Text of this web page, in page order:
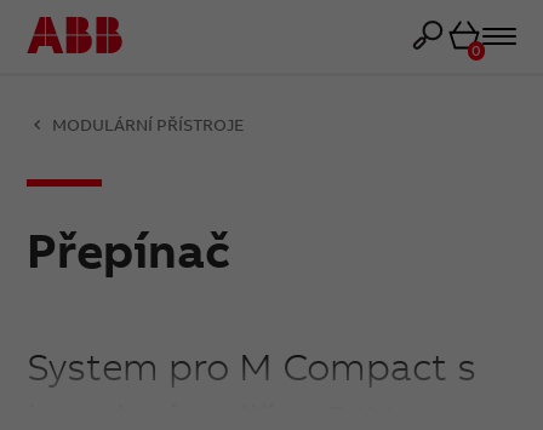
Košík
0
MODULÁRNÍ PŘÍSTROJE
Přepínač
System pro M Compact s